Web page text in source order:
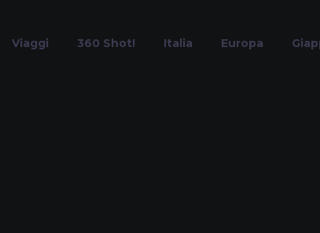
Viaggi 360 Shot! Italia Europa